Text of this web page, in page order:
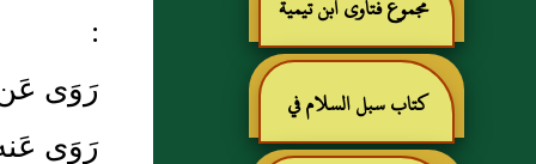
مجموع فتاوى ابن تيمية
كتاب سبل السلام في
:
رَوَى
رَوَى